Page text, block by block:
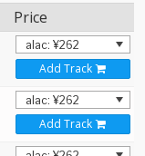
Price
Add Track
Add Track